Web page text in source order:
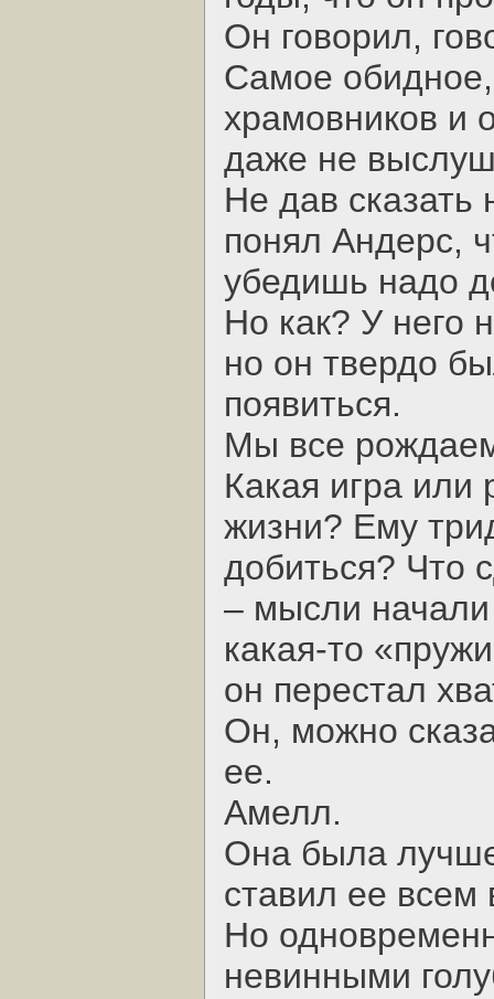
Он говорил,
Самое
храмовников и
даже не
Не дав сказать
понял Андерс,
убедишь надо
Но как? У него
но он твердо
появиться.
Мы все
Какая игра или
жизни? Ему
добиться? Что
– мысли
какая-то
он перестал
Он, можно
ее.
Амелл.
Она была
ставил ее всем
Но
невинными